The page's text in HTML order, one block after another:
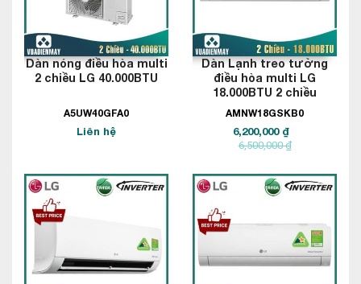
Dàn nóng điều hòa multi
2 chiều LG 40.000BTU
A5UW40GFA0
Liên hệ
Dàn Lạnh treo tường
điều hòa multi LG
18.000BTU 2 chiều
AMNW18GSKB0
6,200,000 ₫
6,500,000 ₫